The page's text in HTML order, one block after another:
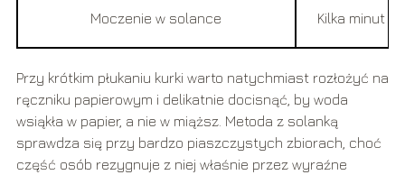
Moczenie w solance Kilka minut
Przy krótkim płukaniu kurki warto natychmiast rozłożyć na
ręczniku papierowym i delikatnie docisnąć, by woda
wsiąkła w papier, a nie w miąższ. Metoda z solanką
sprawdza się przy bardzo piaszczystych zbiorach, choć
część osób rezygnuje z niej właśnie przez wyraźne